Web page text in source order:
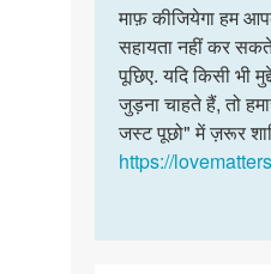
to
मैं
सेक्स
पाटनर
ढूँढ
रहा
Gopal
माफ़
कीजियेगा
हम
आपकी
इस
विषय…
माफ़ कीजियेगा हम
सहायता नहीं कर
पूछिए. यदि किसी भी
जुड़ना चाहते हैं, तो
जस्ट पूछो" में ज़रूर
https://